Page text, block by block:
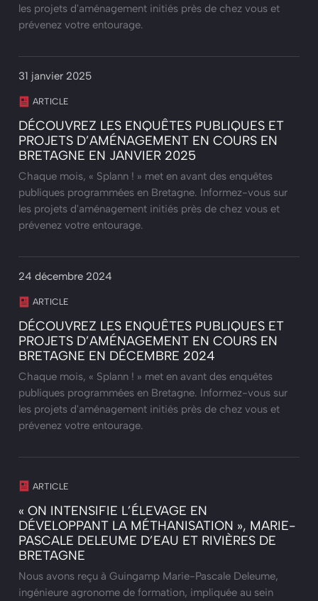
les projets d'aménagement initiés près de chez vous et
prévenez votre entourage.
31 janvier 2025
ARTICLE
DÉCOUVREZ LES ENQUÊTES PUBLIQUES ET
PROJETS D’AMÉNAGEMENT EN COURS EN
BRETAGNE EN JANVIER 2025
Chaque mois, « Splann ! » met en avant des enquêtes
publiques programmées en Bretagne. Informez-vous sur
les projets d'aménagement initiés près de chez vous et
prévenez votre entourage.
24 décembre 2024
ARTICLE
DÉCOUVREZ LES ENQUÊTES PUBLIQUES ET
PROJETS D’AMÉNAGEMENT EN COURS EN
BRETAGNE EN DÉCEMBRE 2024
Chaque mois, « Splann ! » met en avant des enquêtes
publiques programmées en Bretagne. Informez-vous sur
les projets d'aménagement initiés près de chez vous et
prévenez votre entourage.
ARTICLE
« ON INTENSIFIE L’ÉLEVAGE EN
DÉVELOPPANT LA MÉTHANISATION », MARIE-
PASCALE DELEUME D’EAU ET RIVIÈRES DE
BRETAGNE
Nous avons reçu à Guingamp Marie-Pascale Deleume,
ingénieure agronome de formation, impliquée au sein